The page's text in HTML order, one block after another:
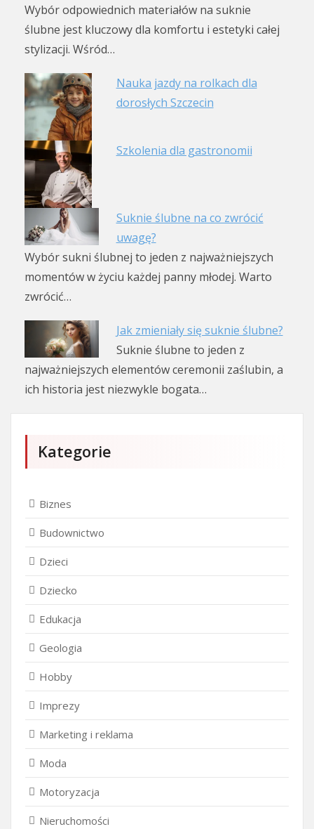
Wybór odpowiednich materiałów na suknie
ślubne jest kluczowy dla komfortu i estetyki całej
stylizacji. Wśród…
Nauka jazdy na rolkach dla
dorosłych Szczecin
Szkolenia dla gastronomii
Suknie ślubne na co zwrócić
uwagę?
Wybór sukni ślubnej to jeden z najważniejszych
momentów w życiu każdej panny młodej. Warto
zwrócić…
Jak zmieniały się suknie ślubne?
Suknie ślubne to jeden z
najważniejszych elementów ceremonii zaślubin, a
ich historia jest niezwykle bogata…
Kategorie
Biznes
Budownictwo
Dzieci
Dziecko
Edukacja
Geologia
Hobby
Imprezy
Marketing i reklama
Moda
Motoryzacja
Nieruchomości